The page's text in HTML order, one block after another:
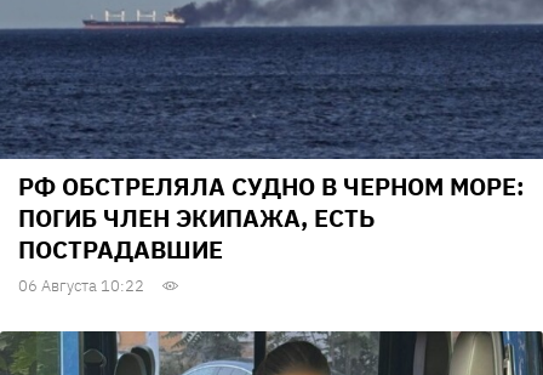
РФ ОБСТРЕЛЯЛА СУДНО В ЧЕРНОМ МОРЕ:
ПОГИБ ЧЛЕН ЭКИПАЖА, ЕСТЬ
ПОСТРАДАВШИЕ
06 Августа 10:22